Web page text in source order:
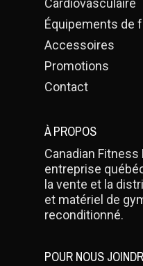
Équipements de
Accessoires
Promotions
Contact
À PROPOS
Canadian
entreprise
la vente et la
et matériel de
reconditionné.
POUR NOUS